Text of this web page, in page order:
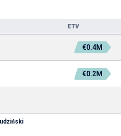
ETV
€0.4M
€0.2M